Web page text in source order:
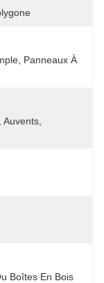
Panneaux À
Boîtes En Bois